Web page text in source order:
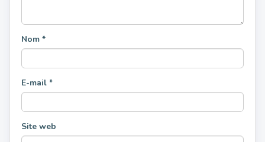
Nom *
E-mail *
Site web